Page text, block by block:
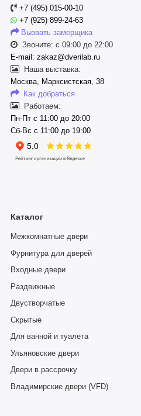
+7 (495) 015-00-10
+7 (925) 899-24-63
Вызвать замерщика
Звоните: с 09:00 до 22:00
E-mail: zakaz@dverilab.ru
Наша выставка:
Москва, Марксистская, 38
Как добраться
Работаем:
Пн-Пт с 11:00 до 20:00
Сб-Вс с 11:00 до 19:00
Каталог
Межкомнатные двери
Фурнитура для дверей
Входные двери
Раздвижные
Двустворчатые
Скрытые
Для ванной и туалета
Ульяновские двери
Двери в рассрочку
Владимирские двери (VFD)